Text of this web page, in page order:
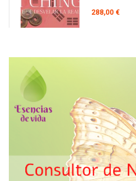
288,00 €